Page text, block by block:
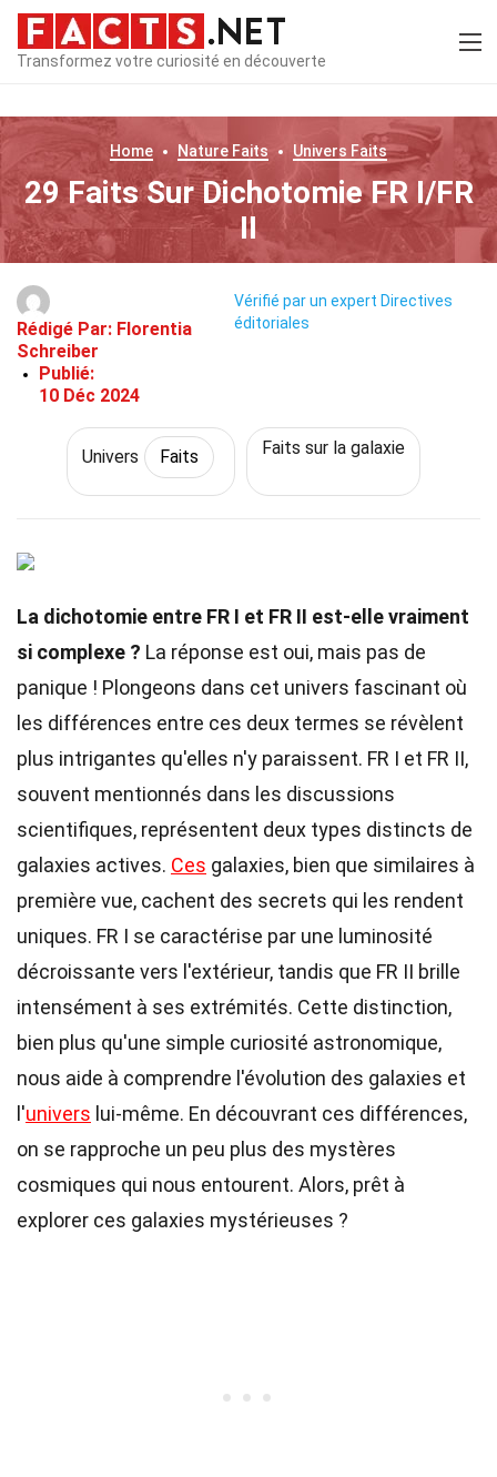
Transformez votre curiosité en découverte
Home Nature Faits Univers Faits
29 Faits Sur Dichotomie FR I/FR
II
Rédigé Par: Florentia
Schreiber
Publié:
10 Déc 2024
Vérifié par un expert Directives
éditoriales
Univers Faits Faits sur la galaxie
La dichotomie entre FR I et FR II est-elle vraiment
si complexe ? La réponse est oui, mais pas de
panique ! Plongeons dans cet univers fascinant où
les différences entre ces deux termes se révèlent
plus intrigantes qu'elles n'y paraissent. FR I et FR II,
souvent mentionnés dans les discussions
scientifiques, représentent deux types distincts de
galaxies actives. Ces galaxies, bien que similaires à
première vue, cachent des secrets qui les rendent
uniques. FR I se caractérise par une luminosité
décroissante vers l'extérieur, tandis que FR II brille
intensément à ses extrémités. Cette distinction,
bien plus qu'une simple curiosité astronomique,
nous aide à comprendre l'évolution des galaxies et
l'univers lui-même. En découvrant ces différences,
on se rapproche un peu plus des mystères
cosmiques qui nous entourent. Alors, prêt à
explorer ces galaxies mystérieuses ?